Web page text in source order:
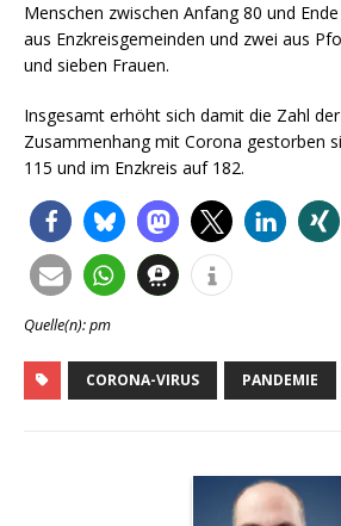
Menschen zwischen Anfang 80 und
aus Enzkreisgemeinden und zwei aus
und sieben Frauen.
Insgesamt erhöht sich damit die Zahl
Zusammenhang mit Corona gestorben
115 und im Enzkreis auf 182.
Quelle(n): pm
CORONA-VIRUS PANDEMIE